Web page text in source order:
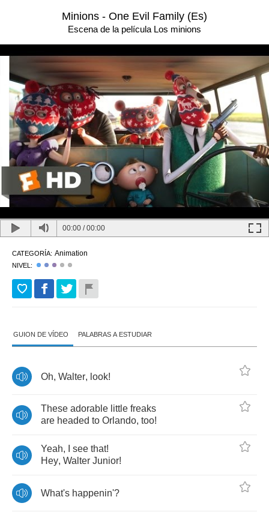
Minions - One Evil Family (Es)
Escena de la película Los minions
00:00 /00:00
CATEGORÍA: Animation
NIVEL:
GUION DE VÍDEO PALABRAS A ESTUDIAR
Oh, Walter, look!
These adorable little freaks
are headed to Orlando, too!
Yeah, see that!
Hey, Walter Junior!
What's happenin'?